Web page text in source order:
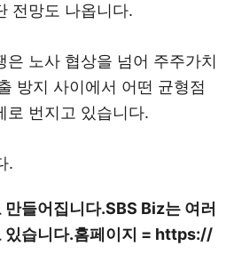
전망도 나옵니다.
은 노사 협상을 넘어 주주가치
방지 사이에서 어떤 균형점
로 번지고 있습니다.
.
만들어집니다.SBS Biz는 여러
있습니다.홈페이지 = https://